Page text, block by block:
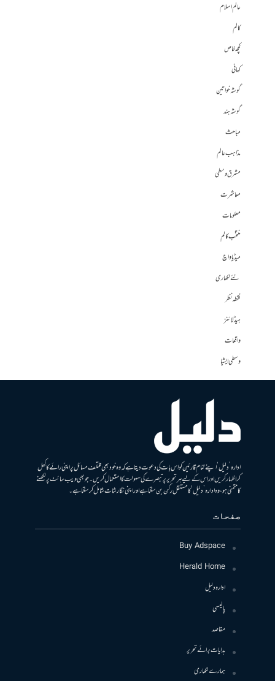
عالم اسلام
کالم
کچھ خاص
کہانی
گوشہ خواتین
گوشہ ہند
مباحث
مذاہب عالم
مشرق وسطی
معاشرت
معلومات
منتخب کالم
میڈیا واچ
نئے لکھاری
نقطہ نظر
ہیڈلائنز
واقعات
وسطی ایشیا
ادارہ ’دلیل‘ اپنے تمام قارئین کو اس بات کی دعوت دیتا ہے کہ وہ خود بھی مختلف مسائل پر اپنی رائے کا کھل
کر اظہار کریں اور اس کے لیے ہر تحریر پر تبصرے کی سہولت کا استعمال کریں۔ جو بھی ویب سائٹ پر لکھنے
کا متمنی ہو، وہ ادارہ ’دلیل‘ کا مستقل رکن بن سکتا ہے اور اپنی نگارشات شامل کرسکتا ہے۔
صفحات
Buy Adspace
Herald Home
ادارہ دلیل
پالیسی
مقاصد
ہدایات برائے تحریر
ہمارے لکھاری